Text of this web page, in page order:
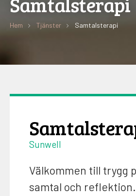
Hem Tjänster Samtalsterapi
Sunwell
Välkommen till trygg
samtal och